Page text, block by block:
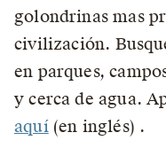
golondrinas mas
civilización.
en parques,
y cerca de agua.
aquí(en inglés) .